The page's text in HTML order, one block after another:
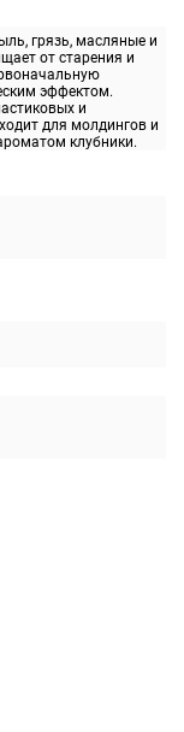
грязь, масляные и
от старения и
эффектом.
и
для молдингов и
клубники.